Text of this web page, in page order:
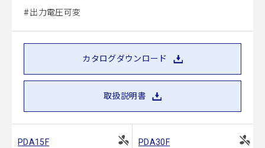
出力電圧可変
カタログダウンロード
取扱説明書
PDA15F PDA30F